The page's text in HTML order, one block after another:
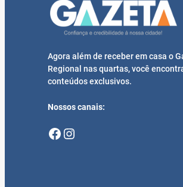
Agora além de receber em casa o
Regional nas quartas, você
conteúdos exclusivos.
Nossos canais:
Facebook Instagram